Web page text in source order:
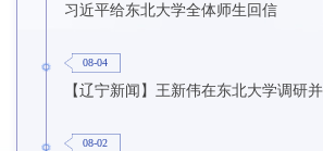
习近平给东北大学全体师生回信
08-04
【辽宁新闻】王新伟在东北大学调研
08-02